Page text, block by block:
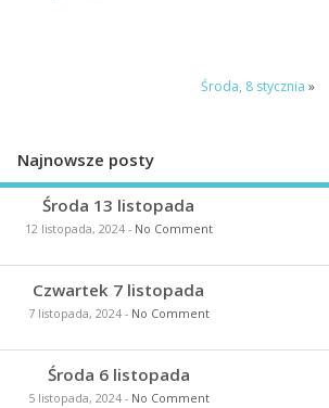
Środa, 8 stycznia »
Najnowsze posty
Środa 13 listopada
12 listopada, 2024- No Comment
Czwartek 7 listopada
7 listopada, 2024- No Comment
Środa 6 listopada
5 listopada, 2024- No Comment